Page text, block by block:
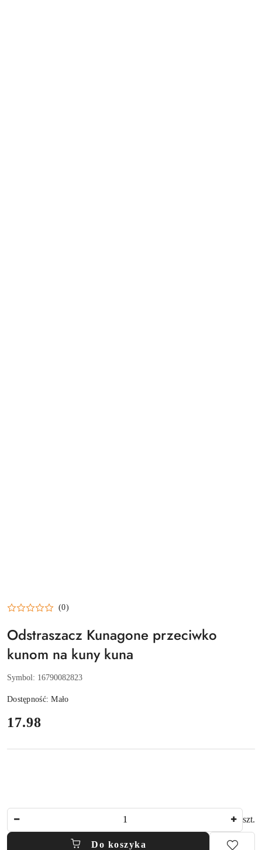
(0)
Odstraszacz Kunagone przeciwko
kunom na kuny kuna
Symbol: 16790082823
Dostępność:Mało
cena:
17.98
szt.
Do koszyka